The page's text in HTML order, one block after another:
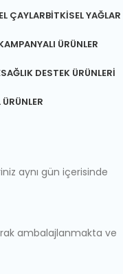
ÇAYLARBITKISEL YAĞLAR
ÜRÜNLER
SAĞLIK DESTEK ÜRÜNLERI
aynı gün içerisinde
ambalajlanmakta ve